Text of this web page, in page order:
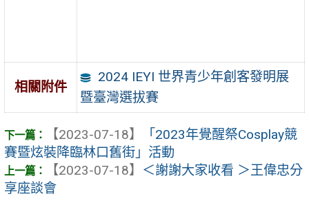
相關附件
2024 IEYI 世界青少年創客發明展
暨臺灣選拔賽
【2023-07-18】
「2023年覺醒祭Cosplay競
賽暨炫裝降臨林口舊街」活動
【2023-07-18】 ＜謝謝大家收看 ＞王偉忠分
享座談會